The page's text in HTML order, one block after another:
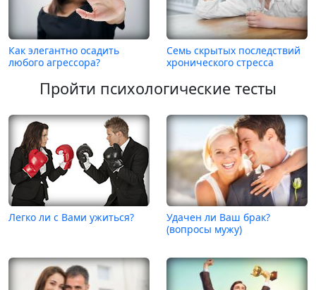
Как элегантно осадить
любого агрессора?
Семь скрытых последствий
хронического стресса
Пройти психологические тесты
Легко ли с Вами ужиться?
Удачен ли Ваш брак?
(вопросы мужу)